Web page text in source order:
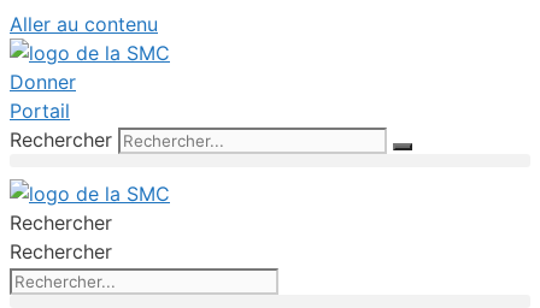
Aller au contenu
Donner
Portail
Rechercher
Rechercher
Rechercher